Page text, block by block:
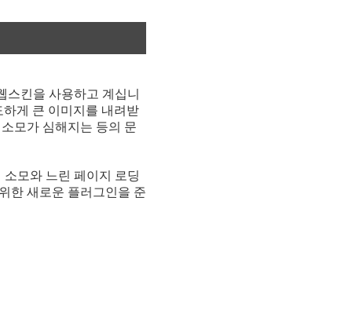
킨을 사용하고 계십니
게 큰 이미지를 내려받
모가 심해지는 등의 문
모와 느린 페이지 로딩
한 새로운 플러그인을 준